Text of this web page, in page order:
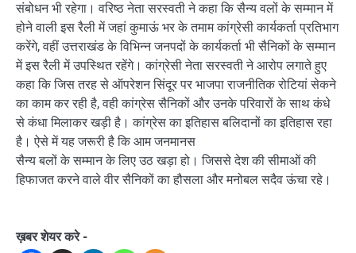
संबोधन भी रहेगा। वरिष्ठ नेता सरस्वती ने कहा कि सैन्य वलों के सम्मान में
होने वाली इस रैली में जहां कुमाऊं भर के तमाम कांग्रेसी कार्यकर्ता प्रतिभाग
करेंगे, वहीं उत्तराखंड के विभिन्न जनपदों के कार्यकर्ता भी सैनिकों के सम्मान
में इस रैली में उपस्थित रहेंगे। कांग्रेसी नेता सरस्वती ने आरोप लगाते हुए
कहा कि जिस तरह से ऑपरेशन सिंदूर पर भाजपा राजनीतिक रोटियां सेकने
का काम कर रही है, वही कांग्रेस सैनिकों और उनके परिवारों के साथ कंधे
से कंधा मिलाकर खड़ी है। कांग्रेस का इतिहास बलिदानों का इतिहास रहा
है। ऐसे में यह जरूरी है कि आम जनमानस
सैन्य बलों के सम्मान के लिए उठ खड़ा हो। जिससे देश की सीमाओं की
हिफाजत करने वाले वीर सैनिकों का हौसला और मनोबल सदैव ऊंचा रहे।
ख़बर शेयर करे -